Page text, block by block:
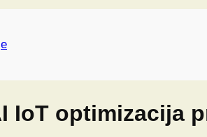
IoT optimizacija